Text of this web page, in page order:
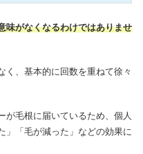
味がなくなるわけではありませ
く、基本的に回数を重ねて徐々
が毛根に届いているため、個人
」「毛が減った」などの効果に